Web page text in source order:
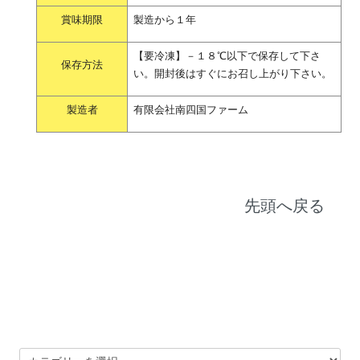
賞味期限 製造から１年
保存方法
【要冷凍】－１８℃以下で保存して下さ
い。開封後はすぐにお召し上がり下さい。
製造者 有限会社南四国ファーム
先頭へ戻る